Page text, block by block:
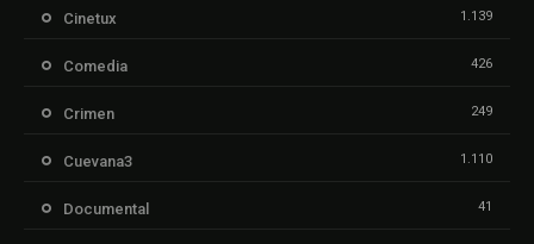
Cinetux 1.139
Comedia 426
Crimen 249
Cuevana3 1.110
Documental 41